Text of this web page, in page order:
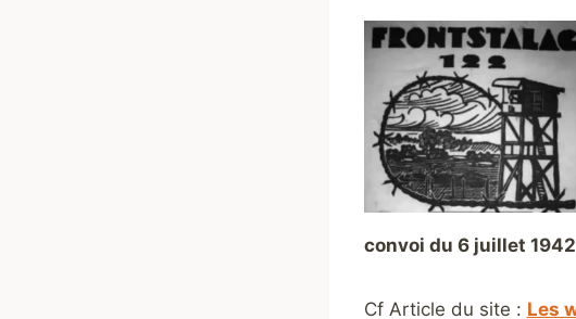
convoi du 6 juillet 1942
Cf Article du site : Les